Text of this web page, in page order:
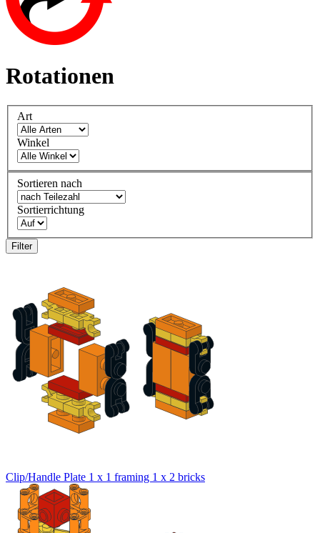
Rotationen
Art
Winkel
Sortieren nach
Sortierrichtung
Filter
Clip/Handle Plate 1 x 1 framing 1 x 2 bricks